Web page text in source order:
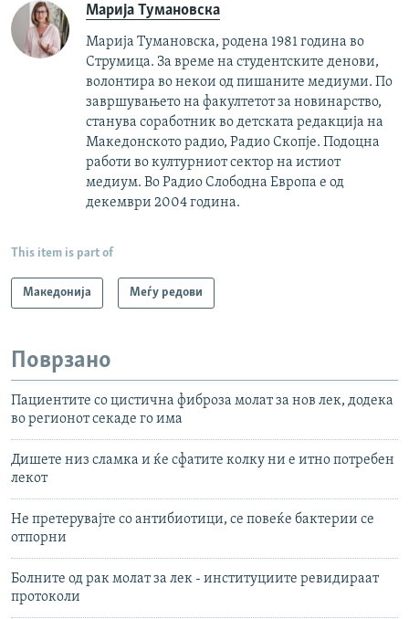
Марија Тумановска
Марија Тумановска, родена 1981 година во
Струмица. За време на студентските денови,
волонтира во некои од пишаните медиуми. По
завршувањето на факултетот за новинарство,
станува соработник во детската редакција на
Македонското радио, Радио Скопје. Подоцна
работи во културниот сектор на истиот
медиум. Во Радио Слободна Европа е од
декември 2004 година.
This item is part of
Македонија Меѓу редови
Поврзано
Пациентите со цистична фиброза молат за нов лек, додека
во регионот секаде го има
Дишете низ сламка и ќе сфатите колку ни е итно потребен
лекот
Не претерувајте со антибиотици, се повеќе бактерии се
отпорни
Болните од рак молат за лек - институциите ревидираат
протоколи